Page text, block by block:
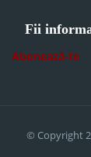
Fii
Abonează-te
© Copyright